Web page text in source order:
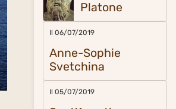
Platone
Il 06/07/2019
Anne-Sophie
Svetchina
Il 05/07/2019